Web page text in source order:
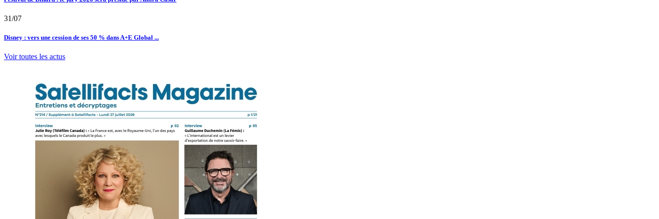
31/07
Disney : vers une cession de ses 50 % dans A+E Global ...
Voir toutes les actus